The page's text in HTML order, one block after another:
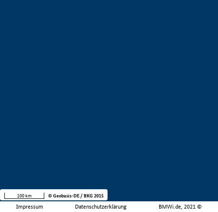
Impressum Datenschutzerklärung BMWi.de, 2021 ©
100 km © Geobasis-DE / BKG 2015